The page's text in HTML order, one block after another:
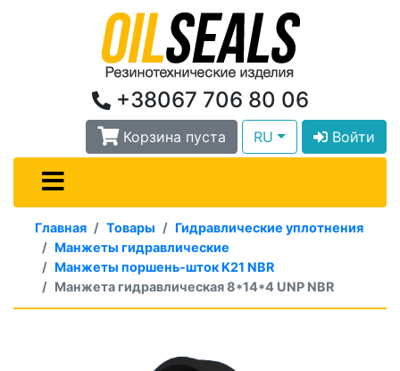
+38067 706 80 06
Корзина пуста RU Войти
Главная Товары
Гидравлические уплотнения
Манжеты гидравлические
Манжеты поршень-шток K21 NBR
Манжета гидравлическая 8*14*4 UNP NBR